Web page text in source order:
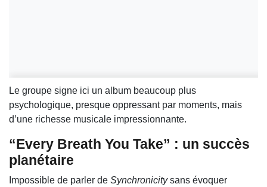
Le groupe signe ici un album beaucoup plus
psychologique, presque oppressant par moments, mais
d’une richesse musicale impressionnante.
“Every Breath You Take” : un succès
planétaire
Impossible de parler de Synchronicitysans évoquer